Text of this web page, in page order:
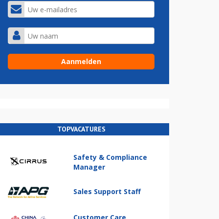
TOPVACATURES
Safety & Compliance
Manager
Sales Support Staff